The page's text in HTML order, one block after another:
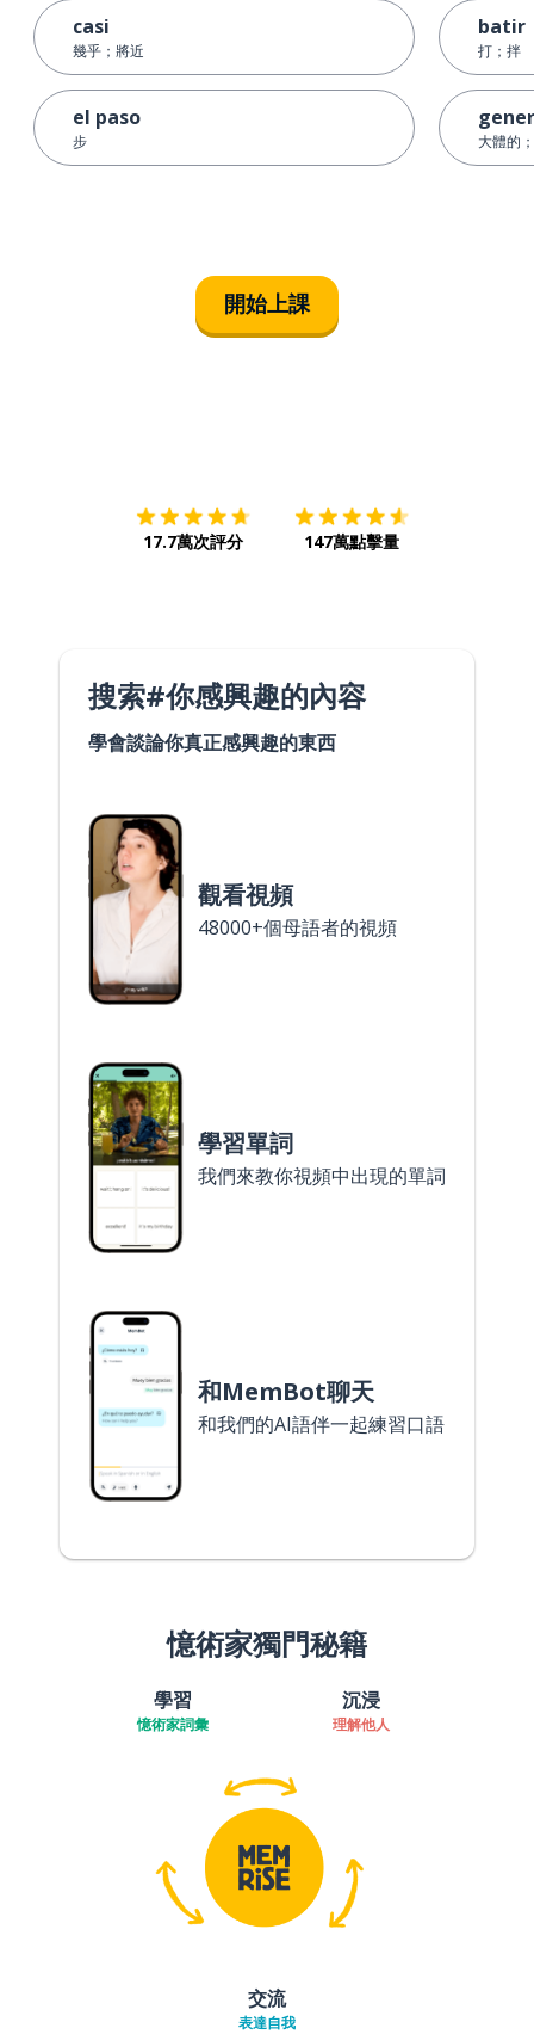
casi
幾乎；將近
el paso
步
batir
打；拌
大體的
開始上課
17.7萬次評分 147萬點擊量
搜索#你感興趣的內容
學會談論你真正感興趣的東西
觀看視頻
48000+個母語者的視頻
學習單詞
我們來教你視頻中出現的單詞
和MemBot聊天
和我們的AI語伴一起練習口語
憶術家獨門秘籍
學習
憶術家詞彙
沉浸
理解他人
交流
表達自我